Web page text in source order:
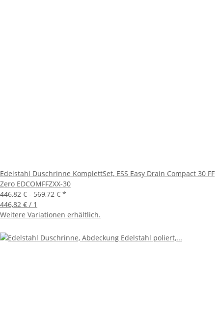
Edelstahl Duschrinne KomplettSet, ESS Easy Drain Compact 30 FF
Zero EDCOMFFZXX-30
446,82 € - 569,72 € *
446,82 € / 1
Weitere Variationen erhältlich.